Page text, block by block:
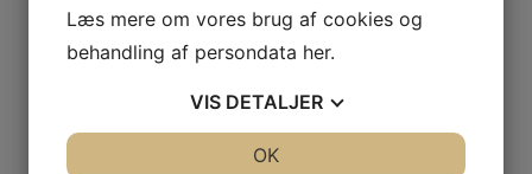
Læs mere om vores brug af cookies og
behandling af persondata her.
VIS DETALJER
OK